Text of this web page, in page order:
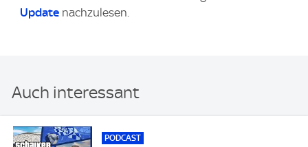
Update nachzulesen.
Auch interessant
PODCAST